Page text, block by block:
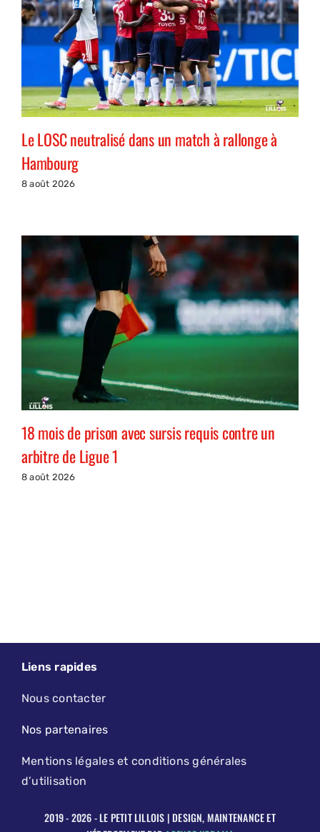
Le LOSC neutralisé dans un match à rallonge à
Hambourg
8 août 2026
18 mois de prison avec sursis requis contre un
arbitre de Ligue 1
8 août 2026
Liens rapides
Nous contacter
Nos partenaires
Mentions légales et conditions générales
d’utilisation
2019 - 2026 - LE PETIT LILLOIS | DESIGN, MAINTENANCE ET